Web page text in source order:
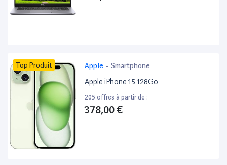
Top Produit Apple - Smartphone
Apple iPhone 15 128Go
205 offres à partir de :
378,00 €